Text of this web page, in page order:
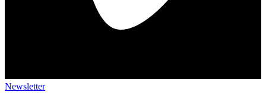
Newsletter